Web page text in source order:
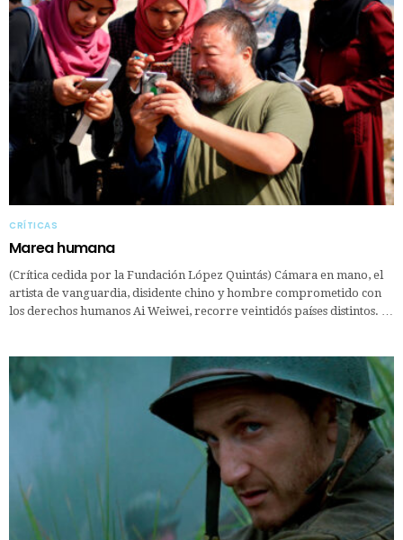
CRÍTICAS
Marea humana
(Crítica cedida por la Fundación López Quintás) Cámara en mano, el
artista de vanguardia, disidente chino y hombre comprometido con
los derechos humanos Ai Weiwei, recorre veintidós países distintos. …